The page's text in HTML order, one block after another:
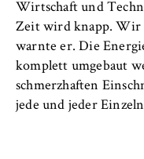
Wirtschaft und
Zeit wird knapp. Wir
warnte er. Die
komplett umgebaut
schmerzhaften
jede und jeder